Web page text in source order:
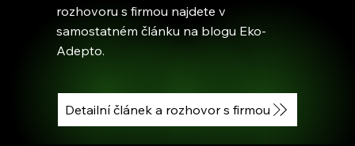
rozhovoru s firmou najdete v
samostatném článku na blogu Eko-
Adepto.
Detailní článek a rozhovor s firmou